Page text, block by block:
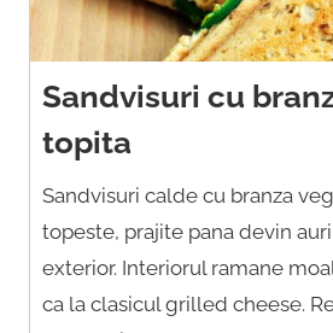
Sandvisuri cu
topita
Sandvisuri calde cu branza
topeste, prajite pana devin
exterior. Interiorul ramane
ca la clasicul grilled cheese.